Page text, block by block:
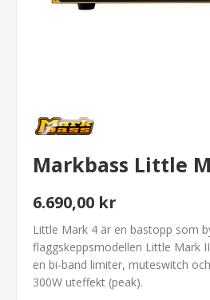
Markbass Little
6.690,00 kr
Little Mark 4 är en bastopp som
flaggskeppsmodellen Little Mark
en bi-band limiter, muteswitch
300W uteffekt (peak).